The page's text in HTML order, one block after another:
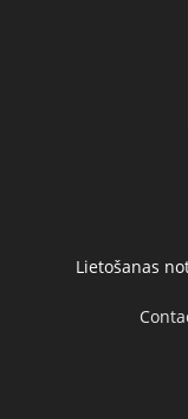
Lietošanas